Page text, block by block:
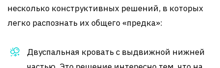
несколько конструктивных решений, в которых
легко распознать их общего «предка»:
Двуспальная кровать с выдвижной нижней